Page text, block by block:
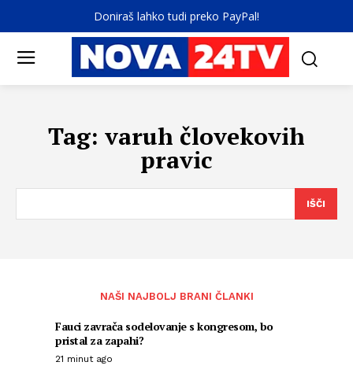
Doniraš lahko tudi preko PayPal!
Tag: varuh človekovih
pravic
IŠČI
NAŠI NAJBOLJ BRANI ČLANKI
Fauci zavrača sodelovanje s kongresom, bo
pristal za zapahi?
21 minut ago